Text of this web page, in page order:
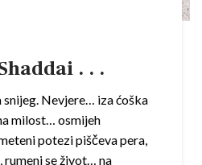
. . .
snijeg. Nevjere… iza ćoška
milost… osmijeh
potezi piščeva pera,
se život… na